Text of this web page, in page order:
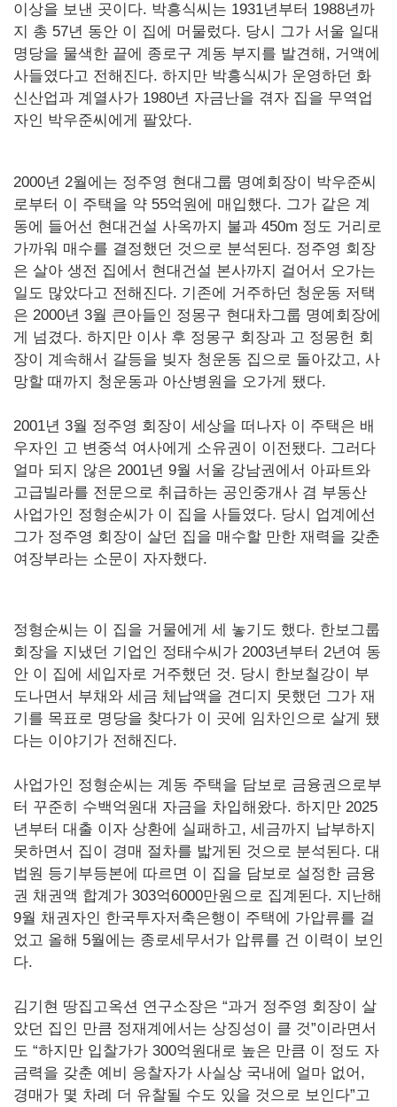
이상을 보낸 곳이다. 박흥식씨는 1931년부터 1988년까
지 총 57년 동안 이 집에 머물렀다. 당시 그가 서울 일대
명당을 물색한 끝에 종로구 계동 부지를 발견해, 거액에
사들였다고 전해진다. 하지만 박흥식씨가 운영하던 화
신산업과 계열사가 1980년 자금난을 겪자 집을 무역업
자인 박우준씨에게 팔았다.
2000년 2월에는 정주영 현대그룹 명예회장이 박우준씨
로부터 이 주택을 약 55억원에 매입했다. 그가 같은 계
동에 들어선 현대건설 사옥까지 불과 450m 정도 거리로
가까워 매수를 결정했던 것으로 분석된다. 정주영 회장
은 살아 생전 집에서 현대건설 본사까지 걸어서 오가는
일도 많았다고 전해진다. 기존에 거주하던 청운동 저택
은 2000년 3월 큰아들인 정몽구 현대차그룹 명예회장에
게 넘겼다. 하지만 이사 후 정몽구 회장과 고 정몽헌 회
장이 계속해서 갈등을 빚자 청운동 집으로 돌아갔고, 사
망할 때까지 청운동과 아산병원을 오가게 됐다.
2001년 3월 정주영 회장이 세상을 떠나자 이 주택은 배
우자인 고 변중석 여사에게 소유권이 이전됐다. 그러다
얼마 되지 않은 2001년 9월 서울 강남권에서 아파트와
고급빌라를 전문으로 취급하는 공인중개사 겸 부동산
사업가인 정형순씨가 이 집을 사들였다. 당시 업계에선
그가 정주영 회장이 살던 집을 매수할 만한 재력을 갖춘
여장부라는 소문이 자자했다.
정형순씨는 이 집을 거물에게 세 놓기도 했다. 한보그룹
회장을 지냈던 기업인 정태수씨가 2003년부터 2년여 동
안 이 집에 세입자로 거주했던 것. 당시 한보철강이 부
도나면서 부채와 세금 체납액을 견디지 못했던 그가 재
기를 목표로 명당을 찾다가 이 곳에 임차인으로 살게 됐
다는 이야기가 전해진다.
사업가인 정형순씨는 계동 주택을 담보로 금융권으로부
터 꾸준히 수백억원대 자금을 차입해왔다. 하지만 2025
년부터 대출 이자 상환에 실패하고, 세금까지 납부하지
못하면서 집이 경매 절차를 밟게된 것으로 분석된다. 대
법원 등기부등본에 따르면 이 집을 담보로 설정한 금융
권 채권액 합계가 303억6000만원으로 집계된다. 지난해
9월 채권자인 한국투자저축은행이 주택에 가압류를 걸
었고 올해 5월에는 종로세무서가 압류를 건 이력이 보인
다.
김기현 땅집고옥션 연구소장은 “과거 정주영 회장이 살
았던 집인 만큼 정재계에서는 상징성이 클 것”이라면서
도 “하지만 입찰가가 300억원대로 높은 만큼 이 정도 자
금력을 갖춘 예비 응찰자가 사실상 국내에 얼마 없어,
경매가 몇 차례 더 유찰될 수도 있을 것으로 보인다”고